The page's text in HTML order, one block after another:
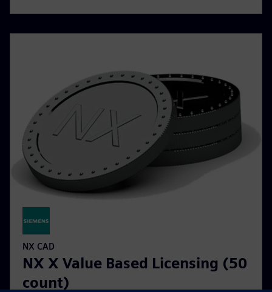
NX CAD
NX X Value Based Licensing (50
count)